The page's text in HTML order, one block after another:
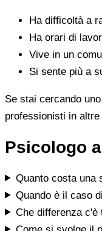
Ha difficoltà a
Ha orari di
Vive in un
Si sente più a
Se stai cercando
professionisti in
Psicologo
Quanto costa una
Quando è il caso
Che differenza c'è